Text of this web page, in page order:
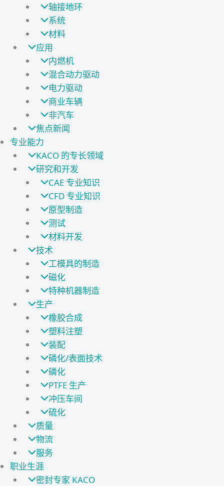
轴接地环
系统
材料
应用
内燃机
混合动力驱动
电力驱动
商业车辆
非汽车
焦点新闻
专业能力
KACO 的专长领域
研究和开发
CAE 专业知识
CFD 专业知识
原型制造
测试
材料开发
技术
工模具的制造
磁化
特种机器制造
生产
橡胶合成
塑料注塑
装配
磷化/表面技术
磷化
PTFE 生产
冲压车间
硫化
质量
物流
服务
职业生涯
密封专家 KACO